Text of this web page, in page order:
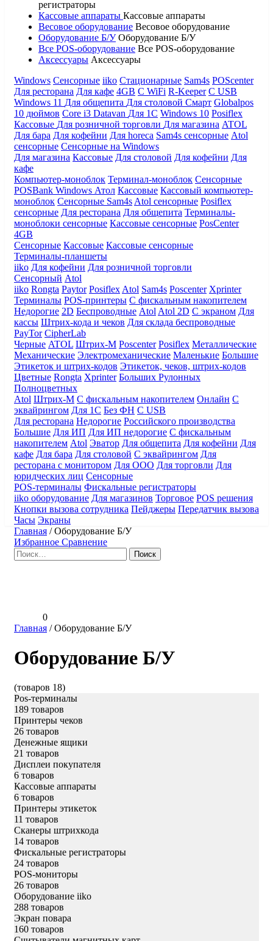
регистраторы
Кассовые аппараты Кассовые аппараты
Весовое оборудование Весовое оборудование
Оборудование Б/У Оборудование Б/У
Все POS-оборудование Все POS-оборудование
Аксессуары Аксессуары
Windows Сенсорные iiko Стационарные Sam4s POScenter
Для ресторана Для кафе 4GB С WiFi R-Keeper С USB
Windows 11 Для общепита Для столовой Смарт Globalpos
10 дюймов Core i3 Datavan Для 1С Windows 10 Posiflex
Кассовые Для розничной торговли Для магазина ATOL
Для бара Для кофейни Для horeca Sam4s сенсорные Atol
сенсорные Сенсорные на Windows
Для магазина Кассовые Для столовой Для кофейни Для
кафе
Компьютер-моноблок Терминал-моноблок Сенсорные
POSBank Windows Атол Кассовые Кассовый компьютер-
моноблок Сенсорные Sam4s Atol сенсорные Posiflex
сенсорные Для ресторана Для общепита Терминалы-
моноблоки сенсорные Кассовые сенсорные PosCenter
4GB
Сенсорные Кассовые Кассовые сенсорные
Терминалы-планшеты
iiko Для кофейни Для розничной торговли
Сенсорный Atol
iiko Rongta Paytor Posiflex Atol Sam4s Poscenter Xprinter
Терминалы POS-принтеры С фискальным накопителем
Недорогие 2D Беспроводные Atol Atol 2D С экраном Для
кассы Штрих-кода и чеков Для склада беспроводные
PayTor CipherLab
Черные ATOL Штрих-М Poscenter Posiflex Металлические
Механические Электромеханические Маленькие Большие
Этикеток и штрих-кодов Этикеток, чеков, штрих-кодов
Цветные Rongta Xprinter Больших Рулонных
Полноцветных
Atol Штрих-М С фискальным накопителем Онлайн С
эквайрингом Для 1С Без ФН С USB
Для ресторана Недорогие Российского производства
Большие Для ИП Для ИП недорогие С фискальным
накопителем Atol Эватор Для общепита Для кофейни Для
кафе Для бара Для столовой С эквайрингом Для
ресторана с монитором Для ООО Для торговли Для
юридческих лиц Сенсорные
POS-терминалы Фискальные регистраторы
iiko оборудование Для магазинов Торговое POS решения
Кнопки вызова сотрудника Пейджеры Передатчик вызова
Часы Экраны
Главная /Оборудование Б/У
Избранное Сравнение
Найти:
0
Главная /Оборудование Б/У
Оборудование Б/У
(товаров 18)
Pos-терминалы
189 товаров
Принтеры чеков
26 товаров
Денежные ящики
21 товаров
Дисплеи покупателя
6 товаров
Кассовые аппараты
6 товаров
Принтеры этикеток
11 товаров
Сканеры штрихкода
14 товаров
Фискальные регистраторы
24 товаров
POS-мониторы
26 товаров
Оборудование iiko
288 товаров
Экран повара
160 товаров